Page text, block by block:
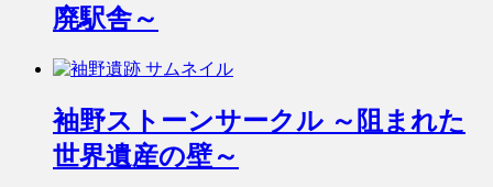
廃駅舎～
袖野ストーンサークル ～阻まれた
世界遺産の壁～